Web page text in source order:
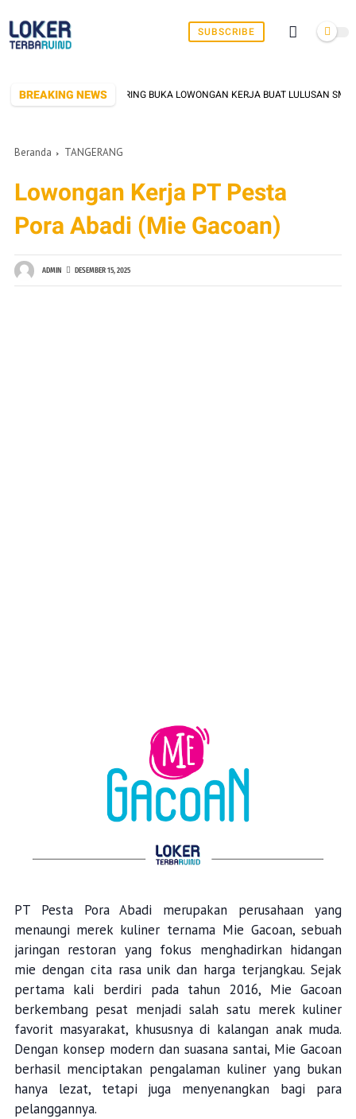
SUBSCRIBE
BREAKING NEWS
DI SERANG YANG SERING BUKA LOWONGAN KERJA BUAT LULUSAN SMK/
Beranda TANGERANG
Lowongan Kerja PT Pesta
Pora Abadi (Mie Gacoan)
ADMIN DESEMBER 15, 2025
PT Pesta Pora Abadi merupakan perusahaan yang
menaungi merek kuliner ternama Mie Gacoan, sebuah
jaringan restoran yang fokus menghadirkan hidangan
mie dengan cita rasa unik dan harga terjangkau. Sejak
pertama kali berdiri pada tahun 2016, Mie Gacoan
berkembang pesat menjadi salah satu merek kuliner
favorit masyarakat, khususnya di kalangan anak muda.
Dengan konsep modern dan suasana santai, Mie Gacoan
berhasil menciptakan pengalaman kuliner yang bukan
hanya lezat, tetapi juga menyenangkan bagi para
pelanggannya.